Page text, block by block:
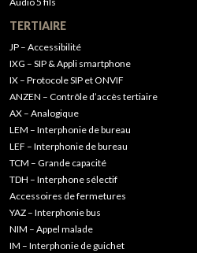
TERTIAIRE
JP – Accessibilité
IXG – SIP & Appli smartphone
IX – Protocole SIP et ONVIF
ANZEN – Contrôle d’accès tertiaire
AX – Analogique
LEM – Interphonie de bureau
LEF – Interphonie de bureau
TCM – Grande capacité
TDH – Interphone sélectif
Accessoires de fermetures
YAZ – Interphonie bus
NIM – Appel malade
IM – Interphonie de guichet